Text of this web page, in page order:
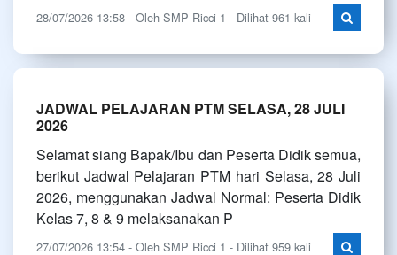
28/07/2026 13:58 - Oleh SMP Ricci 1 - Dilihat 961 kali
JADWAL PELAJARAN PTM SELASA, 28 JULI
2026
Selamat siang Bapak/Ibu dan Peserta Didik semua,
berikut Jadwal Pelajaran PTM hari Selasa, 28 Juli
2026, menggunakan Jadwal Normal: Peserta Didik
Kelas 7, 8 & 9 melaksanakan P
27/07/2026 13:54 - Oleh SMP Ricci 1 - Dilihat 959 kali